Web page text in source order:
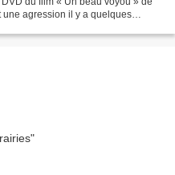
une agression il y a quelques